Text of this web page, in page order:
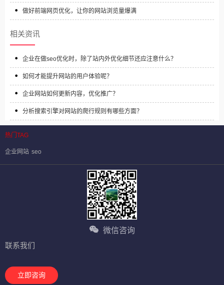
做好前端网页优化，让你的网站浏览量爆满
相关资讯
企业在做seo优化时，除了站内外优化细节还应注意什么？
如何才能提升网站的用户体验呢？
企业网站如何更新内容，优化推广？
分析搜索引擎对网站的爬行规则有哪些方面？
热门TAG
企业网站 seo
微信咨询
联系我们
立即咨询